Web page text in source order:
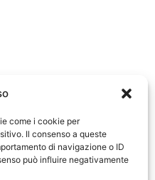
come i cookie per
Il consenso a queste
di navigazione o ID
può influire negativamente